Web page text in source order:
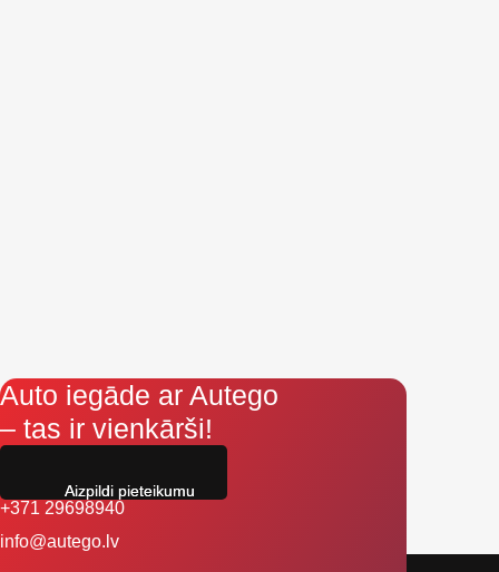
Auto iegāde ar Autego
– tas ir vienkārši!
+371 29698940
info@autego.lv